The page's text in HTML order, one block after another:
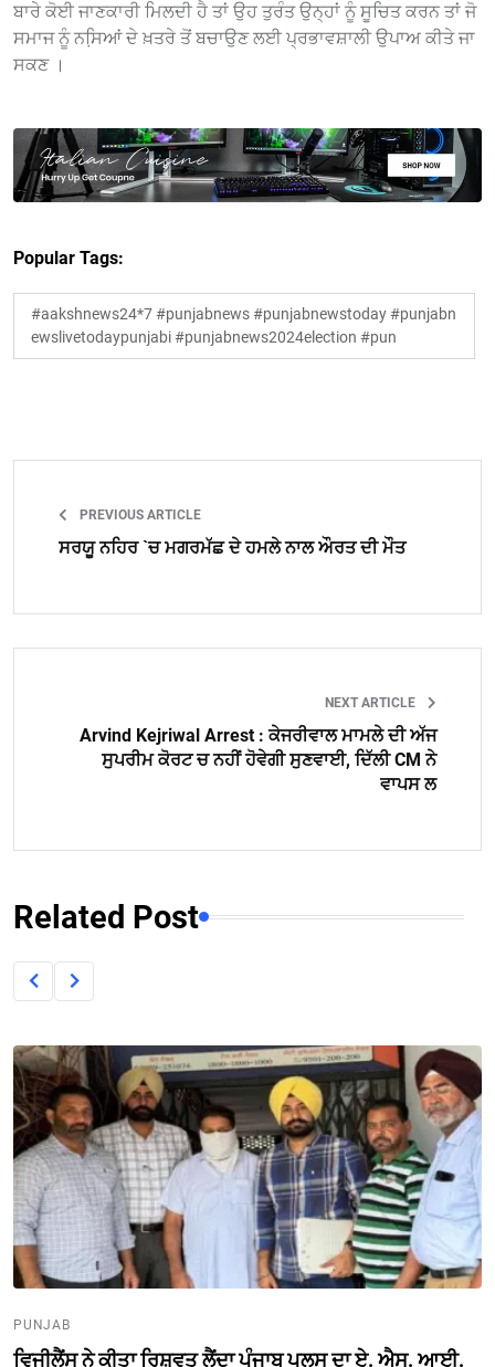
ਬਾਰੇ ਕੋਈ ਜਾਣਕਾਰੀ ਮਿਲਦੀ ਹੈ ਤਾਂ ਉਹ ਤੁਰੰਤ ਉਨ੍ਹਾਂ ਨੂੰ ਸੂਚਿਤ ਕਰਨ ਤਾਂ ਜੋ
ਸਮਾਜ ਨੂੰ ਨਸਿ਼ਆਂ ਦੇ ਖ਼ਤਰੇ ਤੋਂ ਬਚਾਉਣ ਲਈ ਪ੍ਰਭਾਵਸ਼ਾਲੀ ਉਪਾਅ ਕੀਤੇ ਜਾ
ਸਕਣ ।
Popular Tags:
#aakshnews24*7 #punjabnews #punjabnewstoday #punjabn
ewslivetodaypunjabi #punjabnews2024election #pun
PREVIOUS ARTICLE
ਸਰਯੂ ਨਹਿਰ `ਚ ਮਗਰਮੱਛ ਦੇ ਹਮਲੇ ਨਾਲ ਔਰਤ ਦੀ ਮੌਤ
NEXT ARTICLE
Arvind Kejriwal Arrest : ਕੇਜਰੀਵਾਲ ਮਾਮਲੇ ਦੀ ਅੱਜ
ਸੁਪਰੀਮ ਕੋਰਟ ਚ ਨਹੀਂ ਹੋਵੇਗੀ ਸੁਣਵਾਈ, ਦਿੱਲੀ CM ਨੇ
ਵਾਪਸ ਲ
Related Post
PUNJAB
ਵਿਜੀਲੈਂਸ ਨੇ ਕੀਤਾ ਰਿਸ਼ਵਤ ਲੈਂਦਾ ਪੰਜਾਬ ਪੁਲਸ ਦਾ ਏ. ਐਸ. ਆਈ.